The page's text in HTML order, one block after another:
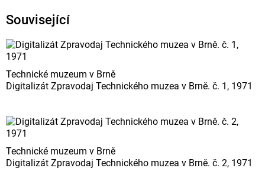
Související
Technické muzeum v Brně
Digitalizát Zpravodaj Technického muzea v Brně. č. 1, 1971
Technické muzeum v Brně
Digitalizát Zpravodaj Technického muzea v Brně. č. 2, 1971